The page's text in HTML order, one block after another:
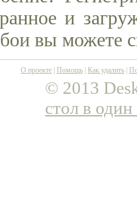
и
вы можете
О проекте Помощь Как удалить
© 2013
стол в